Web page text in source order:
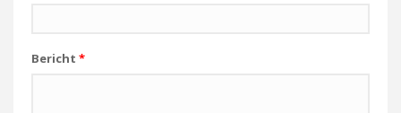
Bericht *